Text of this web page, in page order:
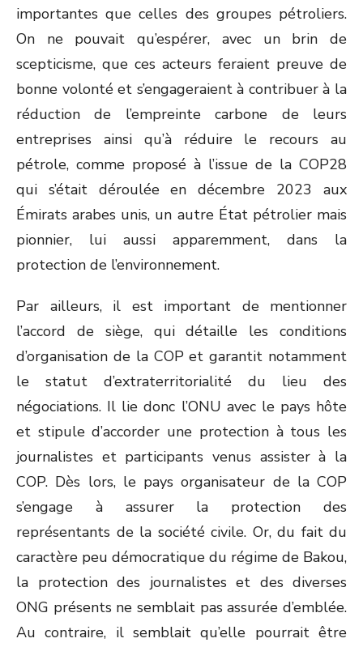
importantes que celles des groupes pétroliers.
On ne pouvait qu’espérer, avec un brin de
scepticisme, que ces acteurs feraient preuve de
bonne volonté et s’engageraient à contribuer à la
réduction de l’empreinte carbone de leurs
entreprises ainsi qu’à réduire le recours au
pétrole, comme proposé à l’issue de la COP28
qui s’était déroulée en décembre 2023 aux
Émirats arabes unis, un autre État pétrolier mais
pionnier, lui aussi apparemment, dans la
protection de l’environnement.
Par ailleurs, il est important de mentionner
l’accord de siège, qui détaille les conditions
d’organisation de la COP et garantit notamment
le statut d’extraterritorialité du lieu des
négociations. Il lie donc l’ONU avec le pays hôte
et stipule d’accorder une protection à tous les
journalistes et participants venus assister à la
COP. Dès lors, le pays organisateur de la COP
s’engage à assurer la protection des
représentants de la société civile. Or, du fait du
caractère peu démocratique du régime de Bakou,
la protection des journalistes et des diverses
ONG présents ne semblait pas assurée d’emblée.
Au contraire, il semblait qu’elle pourrait être